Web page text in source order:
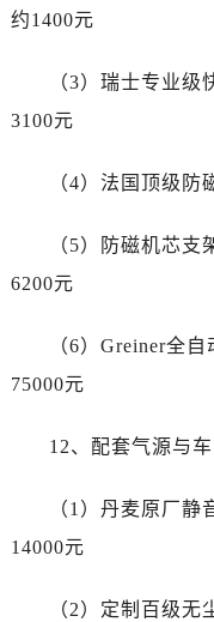
节假日正常营
约1400元
（3）瑞士专业级
3100元
（4）法国顶级防
（5）防磁机芯支
6200元
（6）Greiner全
75000元
12、配套气源与
（1）丹麦原厂
14000元
（2）定制百级